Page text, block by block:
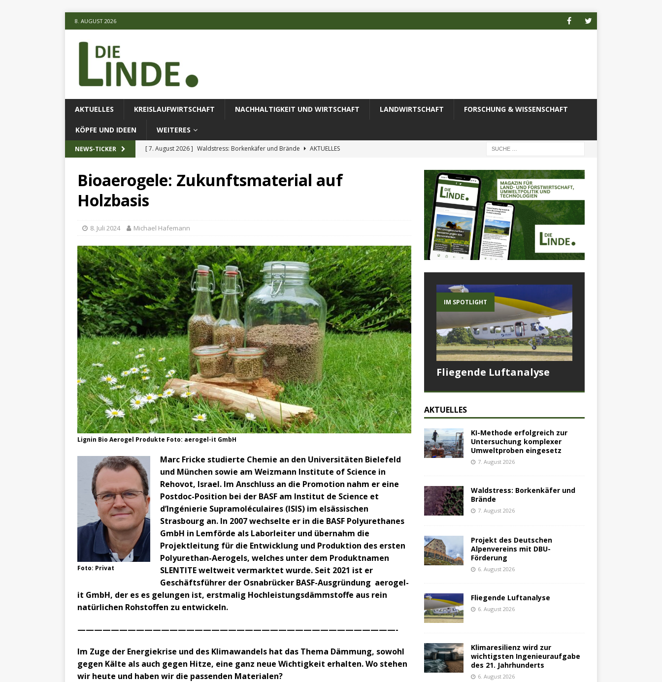
8. AUGUST 2026
AKTUELLES KREISLAUFWIRTSCHAFT NACHHALTIGKEIT UND WIRTSCHAFT LANDWIRTSCHAFT FORSCHUNG & WISSENSCHAFT
KÖPFE UND IDEEN WEITERES
NEWS-TICKER [ 7. August 2026 ] Waldstress: Borkenkäfer und Brände
AKTUELLES
[ 7. August 2026 ]
KI-Methode erfolgreich zur Untersuchung komplexer Umweltproben
eingesetz
Bioaerogele: Zukunftsmaterial auf
Holzbasis
8. Juli 2024 Michael Hafemann
Lignin Bio Aerogel Produkte Foto: aerogel-it GmbH
Foto: Privat
Marc Fricke studierte Chemie an den Universitäten Bielefeld
und München sowie am Weizmann Institute of Science in
Rehovot, Israel. Im Anschluss an die Promotion nahm er eine
Postdoc-Position bei der BASF am Institut de Science et
d’Ingénierie Supramoléculaires (ISIS) im elsässischen
Strasbourg an. In 2007 wechselte er in die BASF Polyurethanes
GmbH in Lemförde als Laborleiter und übernahm die
Projektleitung für die Entwicklung und Produktion des ersten
Polyurethan-Aerogels, welches unter dem Produktnamen
SLENTITE weltweit vermarktet wurde. Seit 2021 ist er
Geschäftsführer der Osnabrücker BASF-Ausgründung aerogel-
it GmbH, der es es gelungen ist, erstmalig Hochleistungsdämmstoffe aus rein
natürlichen Rohstoffen zu entwickeln.
­——————————————————————————————————————-
Im Zuge der Energiekrise und des Klimawandels hat das Thema Dämmung, sowohl
gegen Kälte als auch gegen Hitze, eine ganz neue Wichtigkeit erhalten. Wo stehen
wir heute und haben wir die passenden Materialen?
IM SPOTLIGHT
Fliegende Luftanalyse
AKTUELLES
KI-Methode erfolgreich zur
Untersuchung komplexer
Umweltproben eingesetz
7. August 2026
Waldstress: Borkenkäfer und
Brände
7. August 2026
Projekt des Deutschen
Alpenvereins mit DBU-
Förderung
6. August 2026
Fliegende Luftanalyse
6. August 2026
Klimaresilienz wird zur
wichtigsten Ingenieuraufgabe
des 21. Jahrhunderts
6. August 2026